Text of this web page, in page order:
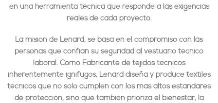
en una herramienta técnica que responde a las exigencias
reales de cada proyecto.
La misión de Lenard, se basa en el compromiso con las
personas que confían su seguridad al vestuario técnico
laboral. Como Fabricante de tejidos técnicos
inherentemente ignífugos, Lenard diseña y produce textiles
técnicos que no solo cumplen con los más altos estándares
de protección, sino que también prioriza el bienestar, la